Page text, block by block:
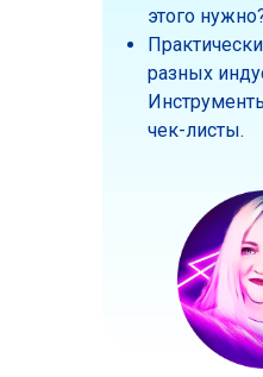
этого
разных
чек-листы.